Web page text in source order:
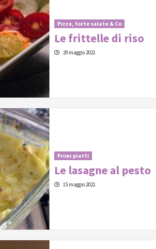
Pizze, torte salate & Co
Le frittelle di riso
29 maggio 2021
Primi piatti
Le lasagne al pesto
15 maggio 2021